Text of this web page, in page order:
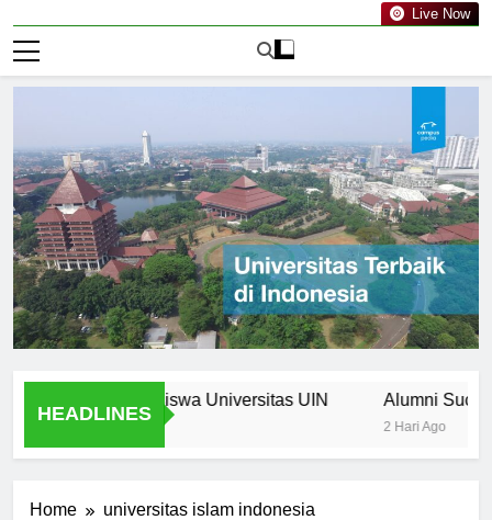
Live Now
HEADLINES
Bagi Mahasiswa Universitas UIN Alumni Success
2 Hari Ago
Home universitas islam indonesia